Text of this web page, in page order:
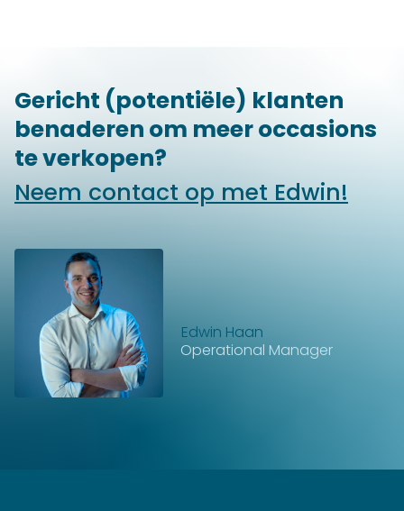
Gericht (potentiële) klanten
benaderen om meer occasions
te verkopen?
Neem contact op met Edwin!
Edwin Haan
Operational Manager